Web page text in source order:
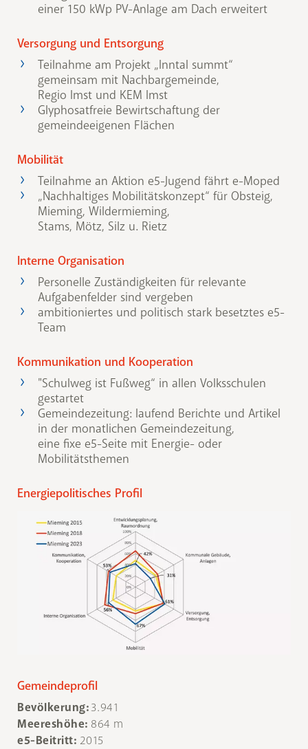
einer 150 kWp PV-Anlage am Dach erweitert
Versorgung und Entsorgung
Teilnahme am Projekt „Inntal summt“
gemeinsam mit Nachbargemeinde,
Regio Imst und KEM Imst
Glyphosatfreie Bewirtschaftung der
gemeindeeigenen Flächen
Mobilität
Teilnahme an Aktion e5-Jugend fährt e-Moped
„Nachhaltiges Mobilitätskonzept“ für Obsteig,
Mieming, Wildermieming,
Stams, Mötz, Silz u. Rietz
Interne Organisation
Personelle Zuständigkeiten für relevante
Aufgabenfelder sind vergeben
ambitioniertes und politisch stark besetztes e5-
Team
Kommunikation und Kooperation
"Schulweg ist Fußweg“ in allen Volksschulen
gestartet
Gemeindezeitung: laufend Berichte und Artikel
in der monatlichen Gemeindezeitung,
eine fixe e5-Seite mit Energie- oder
Mobilitätsthemen
Energiepolitisches Profil
Gemeindeprofil
Bevölkerung:3.941
Meereshöhe: 864 m
e5-Beitritt: 2015